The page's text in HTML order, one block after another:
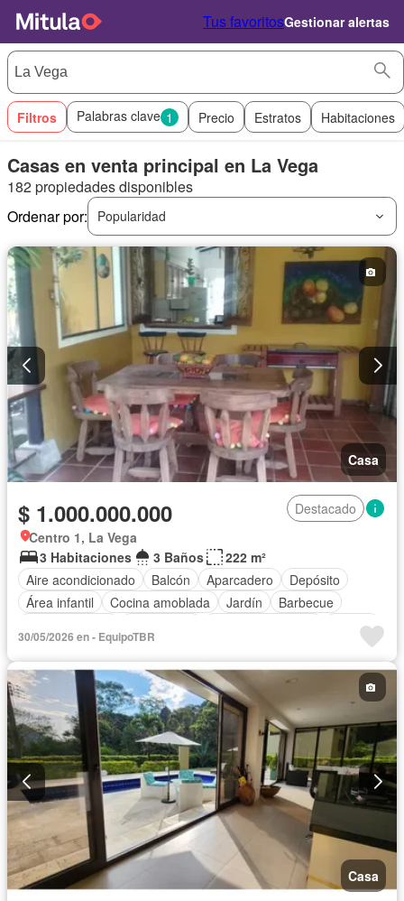
Tus favoritosGestionar alertas
Filtros Palabras clave 1 Precio Estratos Habitaciones
Casas en venta principal en La Vega
182 propiedades disponibles
Ordenar por:
Popularidad
Casa
$ 1.000.000.000
Destacado
Centro 1, La Vega
3 Habitaciones
3 Baños
222 m²
Aire acondicionado
Balcón Aparcadero
Depósito
Área infantil
Cocina amoblada Jardín
Barbecue
Piscina
Cancha de tenis
30/05/2026 en - EquipoTBR
Casa